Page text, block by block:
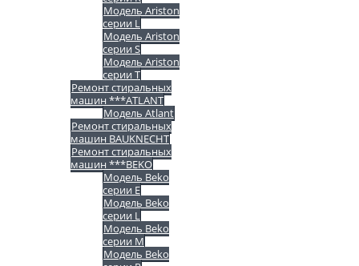
Модель Ariston
серии L
Модель Ariston
серии S
Модель Ariston
серии T
Ремонт стиральных
машин ***ATLANT
Модель Atlant
Ремонт стиральных
машин BAUKNECHT
Ремонт стиральных
машин ***BEKO
Модель Beko
серии E
Модель Beko
серии L
Модель Beko
серии M
Модель Beko